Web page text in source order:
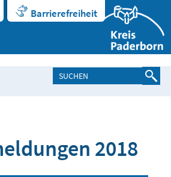
Barrierefreiheit
2018